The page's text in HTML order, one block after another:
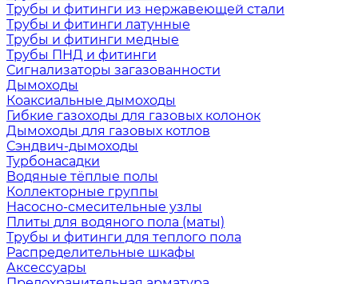
Трубы и фитинги из нержавеющей стали
Трубы и фитинги латунные
Трубы и фитинги медные
Трубы ПНД и фитинги
Сигнализаторы загазованности
Дымоходы
Коаксиальные дымоходы
Гибкие газоходы для газовых колонок
Дымоходы для газовых котлов
Сэндвич-дымоходы
Турбонасадки
Водяные тёплые полы
Коллекторные группы
Насосно-смесительные узлы
Плиты для водяного пола (маты)
Трубы и фитинги для теплого пола
Распределительные шкафы
Аксессуары